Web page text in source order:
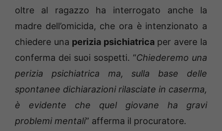
oltre al ragazzo ha interrogato anche la
madre dell’omicida, che ora è intenzionato a
chiedere una perizia psichiatricaper avere la
conferma dei suoi sospetti. “Chiederemo una
perizia psichiatrica ma, sulla base delle
spontanee dichiarazioni rilasciate in caserma,
è evidente che quel giovane ha gravi
problemi mentali” afferma il procuratore.